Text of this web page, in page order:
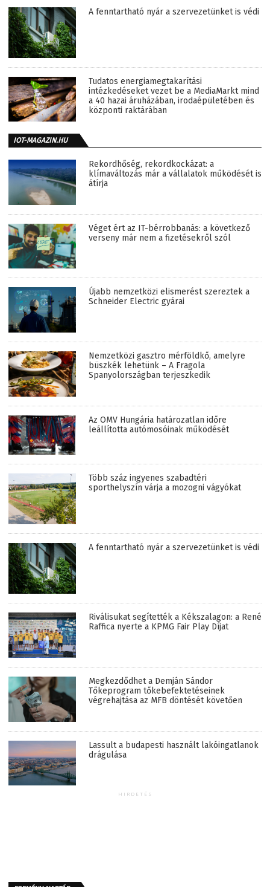
A fenntartható nyár a szervezetünket is védi
Tudatos energiamegtakarítási
intézkedéseket vezet be a MediaMarkt mind
a 40 hazai áruházában, irodaépületében és
központi raktárában
IOT-MAGAZIN.HU
Rekordhőség, rekordkockázat: a
klímaváltozás már a vállalatok működését is
átírja
Véget ért az IT-bérrobbanás: a következő
verseny már nem a fizetésekről szól
Újabb nemzetközi elismerést szereztek a
Schneider Electric gyárai
Nemzetközi gasztro mérföldkő, amelyre
büszkék lehetünk – A Fragola
Spanyolországban terjeszkedik
Az OMV Hungária határozatlan időre
leállította autómosóinak működését
Több száz ingyenes szabadtéri
sporthelyszín várja a mozogni vágyókat
A fenntartható nyár a szervezetünket is védi
Riválisukat segítették a Kékszalagon: a René
Raffica nyerte a KPMG Fair Play Díjat
Megkezdődhet a Demján Sándor
Tőkeprogram tőkebefektetéseinek
végrehajtása az MFB döntését követően
Lassult a budapesti használt lakóingatlanok
drágulása
HIRDETÉS